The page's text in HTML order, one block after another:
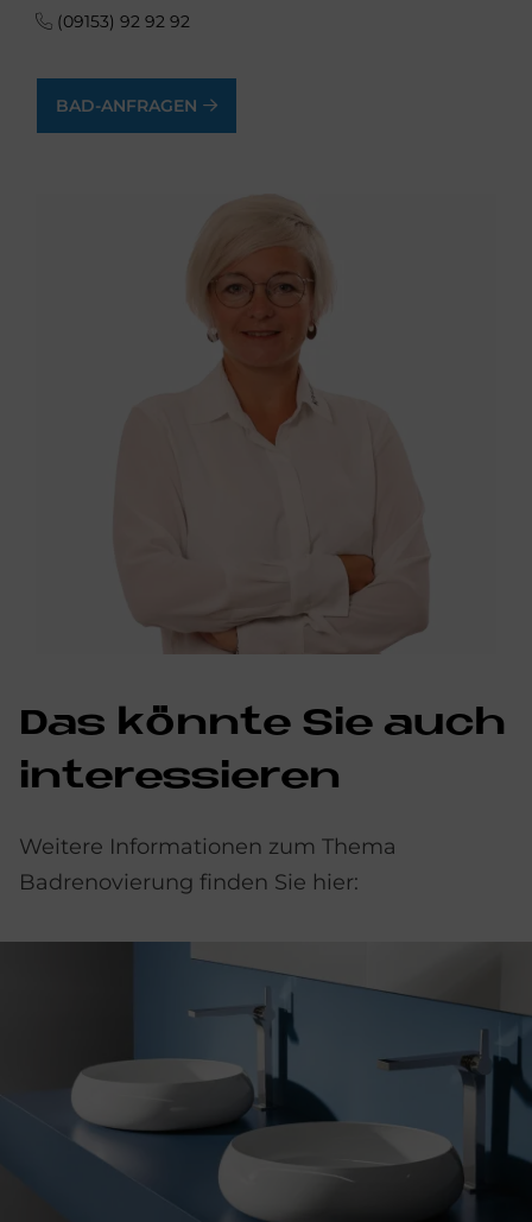
(09153) 92 92 92
BAD-ANFRAGEN
Das könnte Sie auch
interessieren
Weitere Informationen zum Thema
Badrenovierung finden Sie hier: